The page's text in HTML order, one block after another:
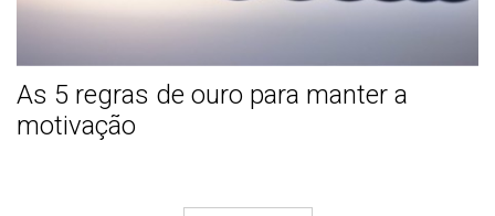
As 5 regras de ouro para manter a
motivação